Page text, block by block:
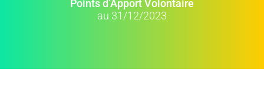
Points d’Apport Volontaire
au 31/12/2023